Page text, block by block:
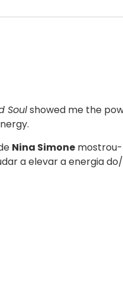
Soulshowed me the
Nina Simone
a elevar a energia